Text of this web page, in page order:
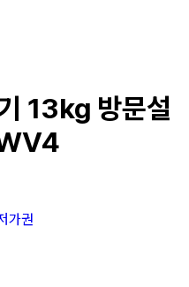
13kg 방문설
가권